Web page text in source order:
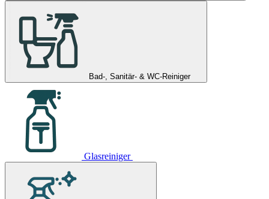
Bad-, Sanitär- & WC-Reiniger
Glasreiniger